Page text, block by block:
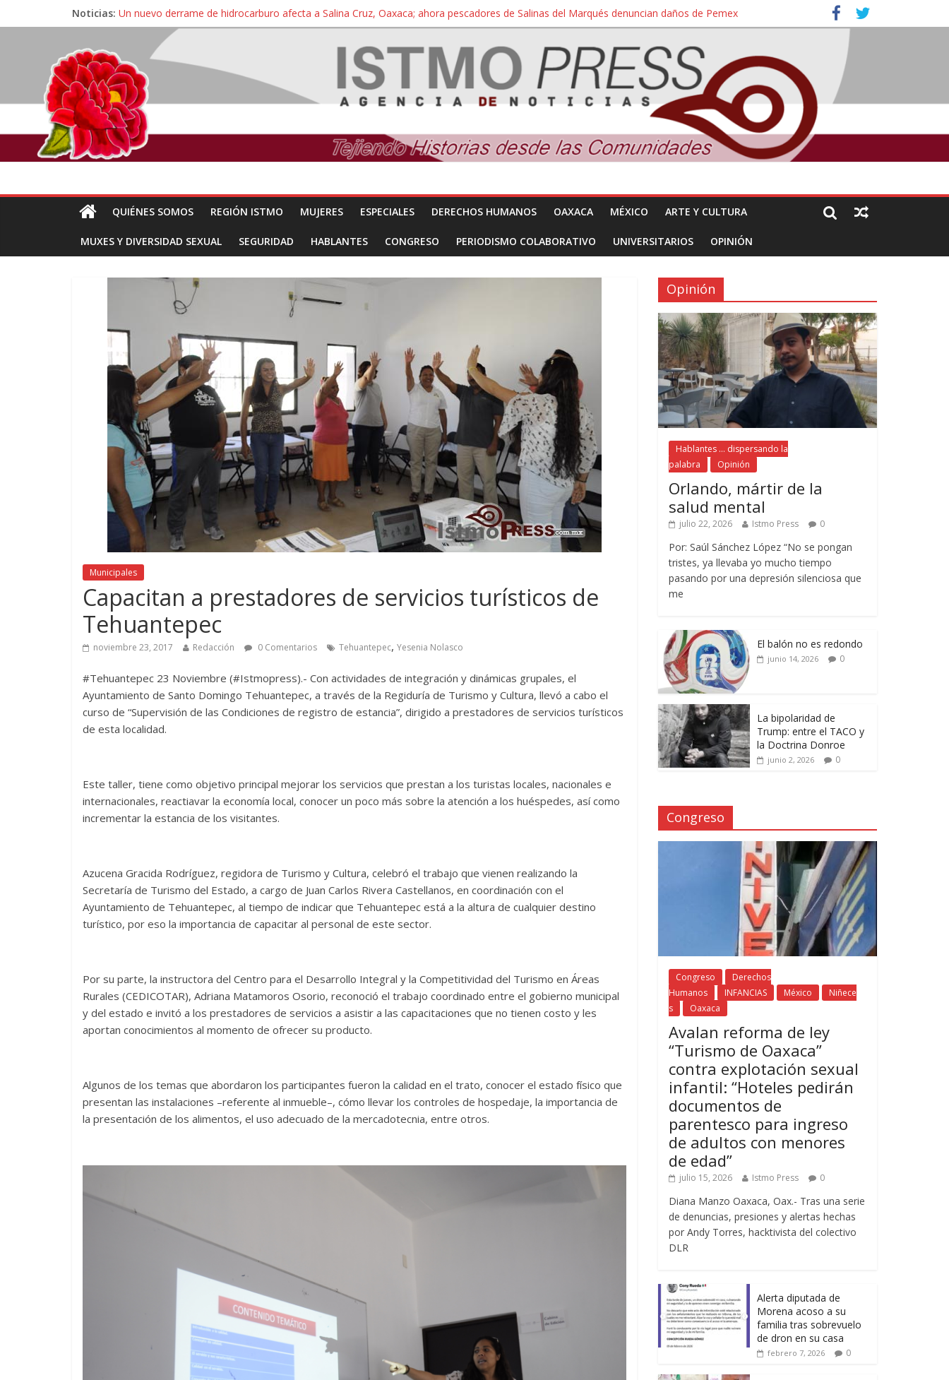
Noticias: Un nuevo derrame de hidrocarburo afecta a Salina Cruz, Oaxaca; ahora pescadores de Salinas del Marqués denuncian daños de Pemex
Ángel, el joven autista expulsado por la Universidad Bienestar de Ixtepec, Oaxaca vuelve a las aulas tras amparo
Familiares de periodista Alejandro Leyva se reúnen con titular de la SEGOB y exigen detener a los autores materiales e intelectuales de su asesinato
Alertan pescadores de Juchitán, Oaxaca de nuevo despojo de su territorio para construir un parque eólico
Pescadores y comuneros ikoots detienen la extracción ilegal de material pétreo de gravera Oyamel
QUIÉNES SOMOS REGIÓN ISTMO MUJERES ESPECIALES DERECHOS HUMANOS OAXACA MÉXICO ARTE Y CULTURA
MUXES Y DIVERSIDAD SEXUAL SEGURIDAD HABLANTES CONGRESO PERIODISMO COLABORATIVO UNIVERSITARIOS OPINIÓN
Municipales
Capacitan a prestadores de servicios turísticos de
Tehuantepec
noviembre 23, 2017 Redacción 0 Comentarios Tehuantepec, Yesenia Nolasco
#Tehuantepec 23 Noviembre (#Istmopress).- Con actividades de integración y dinámicas grupales, el
Ayuntamiento de Santo Domingo Tehuantepec, a través de la Regiduría de Turismo y Cultura, llevó a cabo el
curso de “Supervisión de las Condiciones de registro de estancia”, dirigido a prestadores de servicios turísticos
de esta localidad.
Este taller, tiene como objetivo principal mejorar los servicios que prestan a los turistas locales, nacionales e
internacionales, reactiavar la economía local, conocer un poco más sobre la atención a los huéspedes, así como
incrementar la estancia de los visitantes.
Azucena Gracida Rodríguez, regidora de Turismo y Cultura, celebró el trabajo que vienen realizando la
Secretaría de Turismo del Estado, a cargo de Juan Carlos Rivera Castellanos, en coordinación con el
Ayuntamiento de Tehuantepec, al tiempo de indicar que Tehuantepec está a la altura de cualquier destino
turístico, por eso la importancia de capacitar al personal de este sector.
Por su parte, la instructora del Centro para el Desarrollo Integral y la Competitividad del Turismo en Áreas
Rurales (CEDICOTAR), Adriana Matamoros Osorio, reconoció el trabajo coordinado entre el gobierno municipal
y del estado e invitó a los prestadores de servicios a asistir a las capacitaciones que no tienen costo y les
aportan conocimientos al momento de ofrecer su producto.
Algunos de los temas que abordaron los participantes fueron la calidad en el trato, conocer el estado físico que
presentan las instalaciones –referente al inmueble–, cómo llevar los controles de hospedaje, la importancia de
la presentación de los alimentos, el uso adecuado de la mercadotecnia, entre otros.
Opinión
Hablantes ... dispersando la
palabra
Opinión
Orlando, mártir de la
salud mental
julio 22, 2026 Istmo Press 0
Por: Saúl Sánchez López “No se pongan
tristes, ya llevaba yo mucho tiempo
pasando por una depresión silenciosa que
me
El balón no es redondo
junio 14, 2026 0
La bipolaridad de
Trump: entre el TACO y
la Doctrina Donroe
junio 2, 2026 0
Congreso
Congreso
Derechos
Humanos
INFANCIAS México
Niñece
s
Oaxaca
Avalan reforma de ley
“Turismo de Oaxaca”
contra explotación sexual
infantil: “Hoteles pedirán
documentos de
parentesco para ingreso
de adultos con menores
de edad”
julio 15, 2026 Istmo Press 0
Diana Manzo Oaxaca, Oax.- Tras una serie
de denuncias, presiones y alertas hechas
por Andy Torres, hacktivista del colectivo
DLR
Alerta diputada de
Morena acoso a su
familia tras sobrevuelo
de dron en su casa
febrero 7, 2026 0